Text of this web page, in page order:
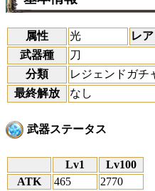
属性 光 レ
武器種
刀
分類
レジェンドガチ
最終解放
なし
武器ステータス
Lv1
Lv100
ATK
465
2770